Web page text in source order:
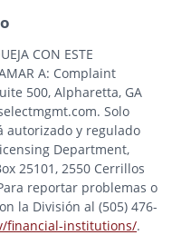
CON ESTE
A: Complaint
500, Alpharetta, GA
Solo
autorizado y regulado
Department,
25101, 2550 Cerrillos
reportar problemas o
la División al (505) 476-
financial-institutions/.